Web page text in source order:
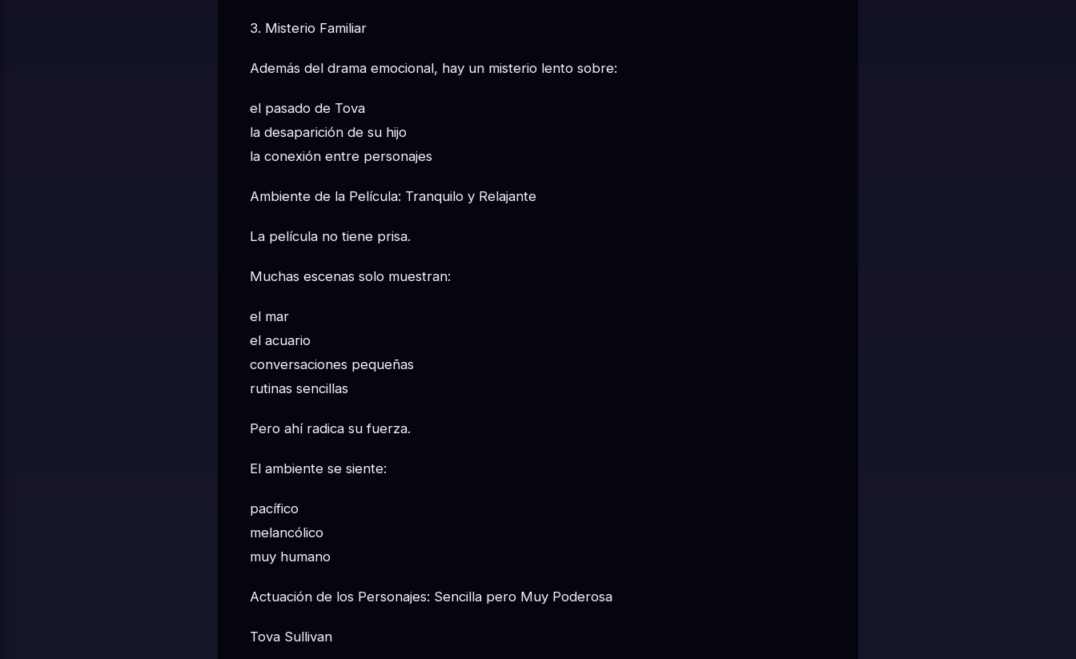
3. Misterio Familiar
Además del drama emocional, hay un misterio lento sobre:
el pasado de Tova
la desaparición de su hijo
la conexión entre personajes
Ambiente de la Película: Tranquilo y Relajante
La película no tiene prisa.
Muchas escenas solo muestran:
el mar
el acuario
conversaciones pequeñas
rutinas sencillas
Pero ahí radica su fuerza.
El ambiente se siente:
pacífico
melancólico
muy humano
Actuación de los Personajes: Sencilla pero Muy Poderosa
Tova Sullivan